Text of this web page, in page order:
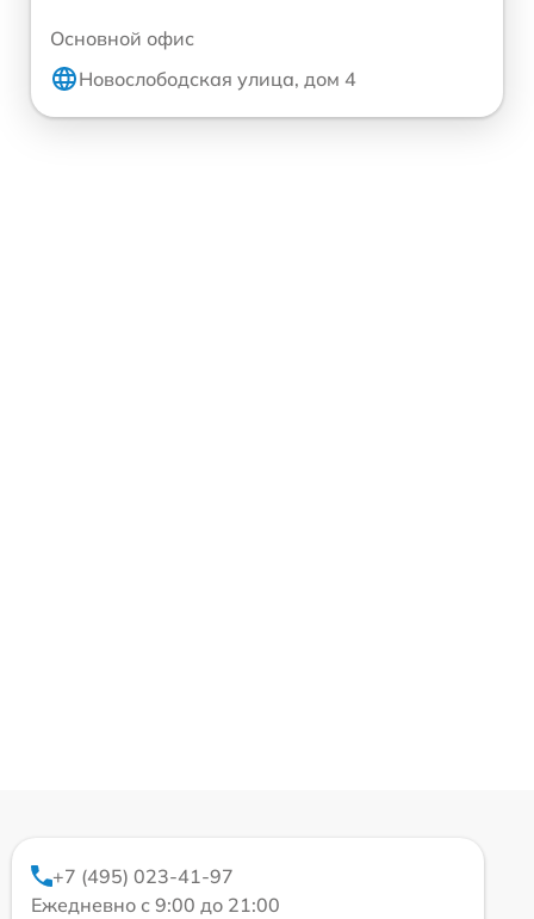
Основной офис
Новослободская улица, дом 4
+7 (495) 023-41-97
Ежедневно с 9:00 до 21:00